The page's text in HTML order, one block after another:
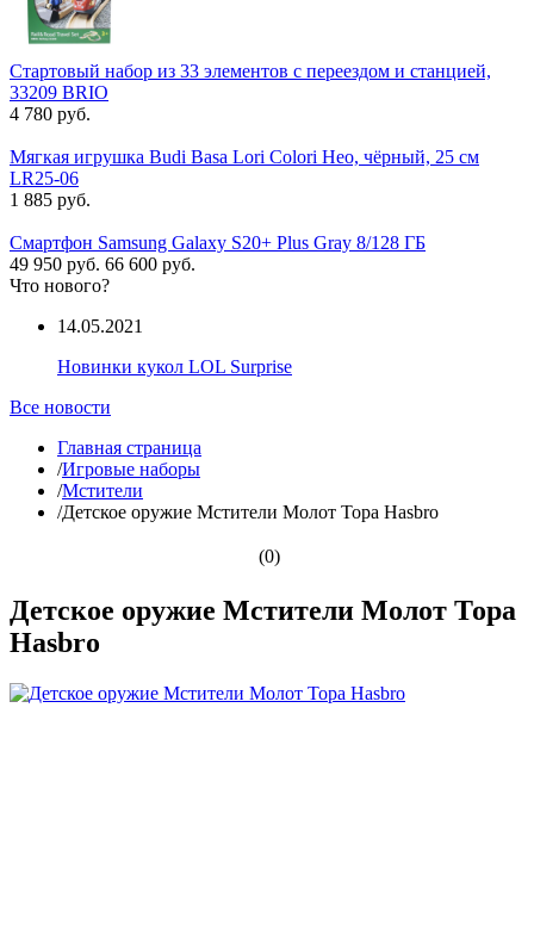
Стартовый набор из 33 элементов с переездом и станцией,
33209 BRIO
4 780 руб.
Мягкая игрушка Budi Basa Lori Colori Нео, чёрный, 25 см
LR25-06
1 885 руб.
Смартфон Samsung Galaxy S20+ Plus Gray 8/128 ГБ
49 950 руб. 66 600 руб.
Что нового?
14.05.2021
Новинки кукол LOL Surprise
Все новости
Главная страница
/Игровые наборы
/Мстители
/Детское оружие Мстители Молот Тора Hasbro
(0)
Детское оружие Мстители Молот Тора
Hasbro